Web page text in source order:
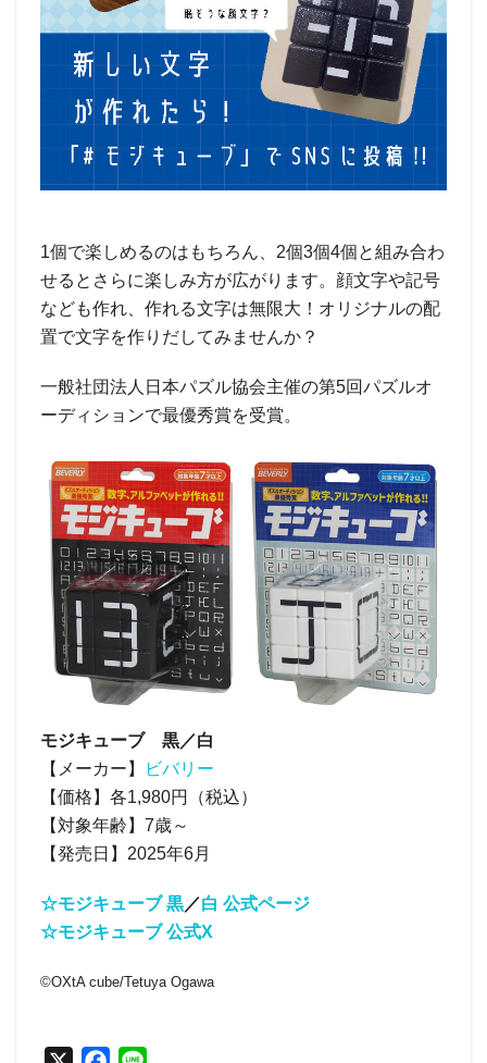
1個で楽しめるのはもちろん、2個3個4個と組み合わ
せるとさらに楽しみ方が広がります。顔文字や記号
なども作れ、作れる文字は無限大！オリジナルの配
置で文字を作りだしてみませんか？
一般社団法人日本パズル協会主催の第5回パズルオ
ーディションで最優秀賞を受賞。
モジキューブ 黒／白
【メーカー】
ビバリー
【価格】各1,980円（税込）
【対象年齢】7歳～
【発売日】2025年6月
☆モジキューブ 黒／白 公式ページ
☆モジキューブ 公式X
©OXtA cube/Tetuya Ogawa